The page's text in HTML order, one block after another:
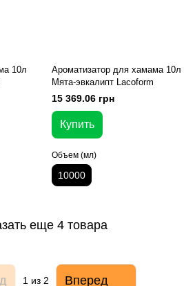
10л
Ароматизатор для хамама 10л
Мята-эвкалипт Lacoform
15 369.06 грн
Купить
Объем (мл)
10000
еще 4 товара
1 из 2 Вперед